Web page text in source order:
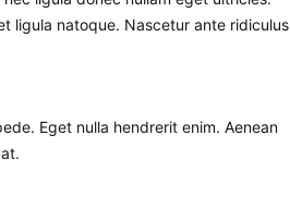
ligula natoque. Nascetur ante ridiculus
Eget nulla hendrerit enim. Aenean